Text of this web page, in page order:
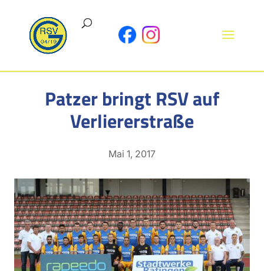
Patzer bringt RSV auf
Verliererstraße
Mai 1, 2017